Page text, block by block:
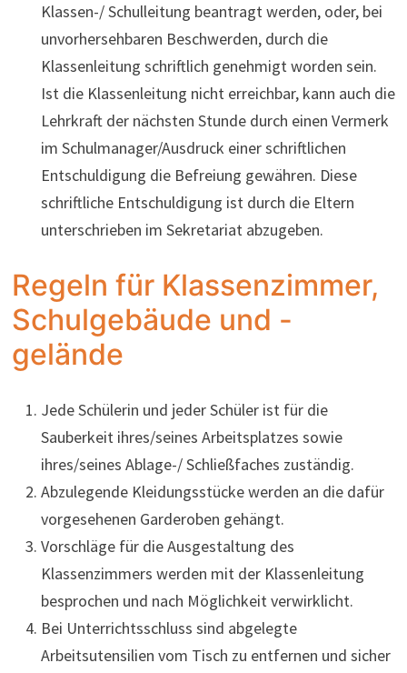
Klassen-/ Schulleitung beantragt werden, oder, bei
unvorhersehbaren Beschwerden, durch die
Klassenleitung schriftlich genehmigt worden sein.
Ist die Klassenleitung nicht erreichbar, kann auch die
Lehrkraft der nächsten Stunde durch einen Vermerk
im Schulmanager/Ausdruck einer schriftlichen
Entschuldigung die Befreiung gewähren. Diese
schriftliche Entschuldigung ist durch die Eltern
unterschrieben im Sekretariat abzugeben.
Regeln für Klassenzimmer,
Schulgebäude und -
gelände
Jede Schülerin und jeder Schüler ist für die
Sauberkeit ihres/seines Arbeitsplatzes sowie
ihres/seines Ablage-/ Schließfaches zuständig.
Abzulegende Kleidungsstücke werden an die dafür
vorgesehenen Garderoben gehängt.
Vorschläge für die Ausgestaltung des
Klassenzimmers werden mit der Klassenleitung
besprochen und nach Möglichkeit verwirklicht.
Bei Unterrichtsschluss sind abgelegte
Arbeitsutensilien vom Tisch zu entfernen und sicher